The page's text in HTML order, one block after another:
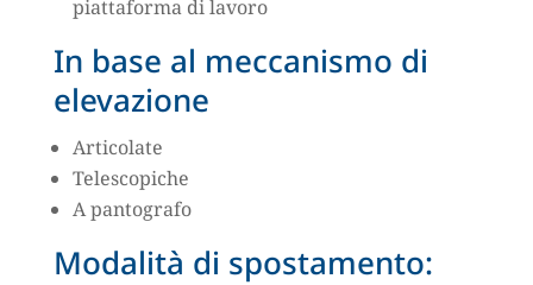
piattaforma di lavoro
In base al meccanismo di
elevazione
Articolate
Telescopiche
A pantografo
Modalità di spostamento: